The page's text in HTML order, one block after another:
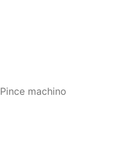
Pince machino